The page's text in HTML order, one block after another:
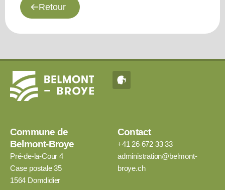
Retour
Commune de
Belmont-Broye
Pré-de-la-Cour 4
Case postale 35
1564 Domdidier
Contact
+41 26 672 33 33
administration@belmont-
broye.ch